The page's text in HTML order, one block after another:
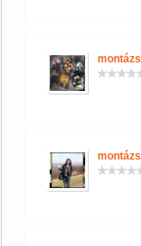
montázs
montázs